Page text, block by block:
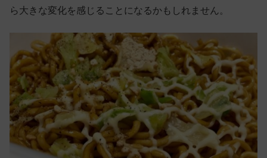
ら大きな変化を感じることになるかもしれません。